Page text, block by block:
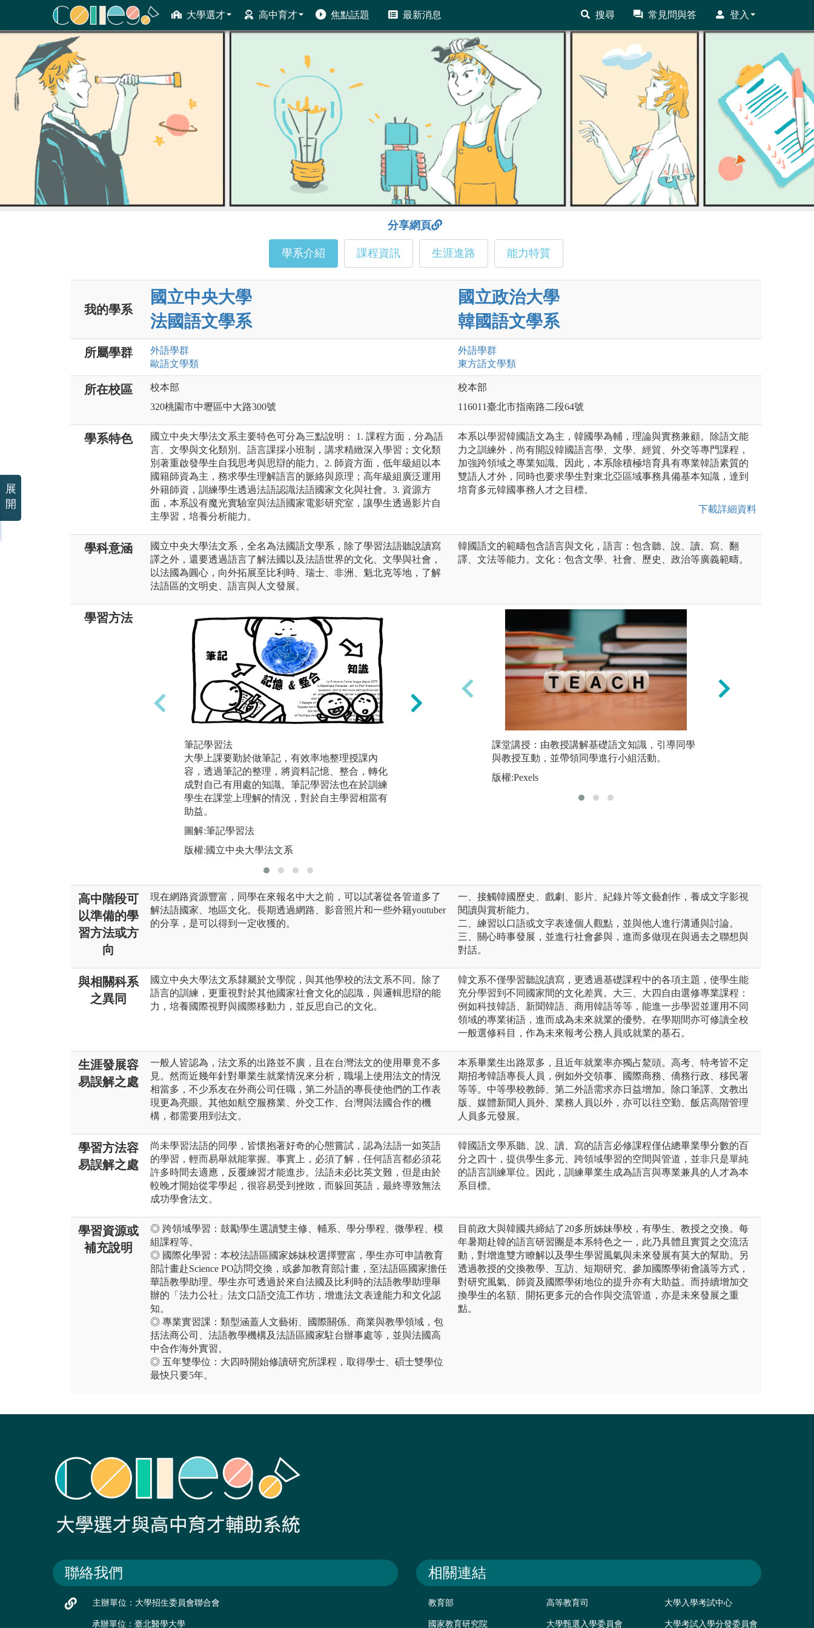
大學選才 高中育才 焦點話題 最新消息 搜尋 常見問與答 登入
ColleGo! 大學選才與高中育才輔助系統
分享網頁
學系介紹 課程資訊 生涯進路 能力特質
我的學系
國立中央大學
法國語文學系
國立政治大學
韓國語文學系
所屬學群 外語學群
歐語文學類
外語學群
東方語文學類
所在校區
校本部
320桃園市中壢區中大路300號
校本部
116011臺北市指南路二段64號
學系特色
國立中央大學法文系主要特色可分為三點說明： 1. 課程方面，分為語
言、文學與文化類別。語言課採小班制，講求精緻深入學習；文化類
別著重啟發學生自我思考與思辯的能力。2. 師資方面，低年級組以本
國籍師資為主，務求學生理解語言的脈絡與原理；高年級組廣泛運用
外籍師資，訓練學生透過法語認識法語國家文化與社會。3. 資源方
面，本系設有魔光實驗室與法語國家電影研究室，讓學生透過影片自
主學習，培養分析能力。
本系以學習韓國語文為主，韓國學為輔，理論與實務兼顧。除語文能
力之訓練外，尚有開設韓國語言學、文學、經貿、外交等專門課程，
加強跨領域之專業知識。因此，本系除積極培育具有專業韓語素質的
雙語人才外，同時也要求學生對東北亞區域事務具備基本知識，達到
培育多元韓國事務人才之目標。
下載詳細資料
學科意涵
國立中央大學法文系，全名為法國語文學系，除了學習法語聽說讀寫
譯之外，還要透過語言了解法國以及法語世界的文化、文學與社會，
以法國為圓心，向外拓展至比利時、瑞士、非洲、魁北克等地，了解
法語區的文明史、語言與人文發展。
韓國語文的範疇包含語言與文化，語言：包含聽、說、讀、寫、翻
譯、文法等能力。文化：包含文學、社會、歷史、政治等廣義範疇。
學習方法
筆記學習法
大學上課要勤於做筆記，有效率地整理授課內
容，透過筆記的整理，將資料記憶、整合，轉化
成對自己有用處的知識。筆記學習法也在於訓練
學生在課堂上理解的情況，對於自主學習相當有
助益。
圖解:筆記學習法
版權:國立中央大學法文系
影音學習法
語言的學習不能只是紙上作業，必須要能夠透過
相關的影音資料，訓練自我的聽力與反應力。影
音資料中的情境設定也有助於記憶與理解。
課堂講授：由教授講解基礎語文知識，引導同學
與教授互動，並帶領同學進行小組活動。
版權:Pexels
高中階段可
以準備的學
習方法或方
向
現在網路資源豐富，同學在來報名中大之前，可以試著從各管道多了
解法語國家、地區文化。長期透過網路、影音照片和一些外籍youtuber
的分享，是可以得到一定收獲的。
一、接觸韓國歷史、戲劇、影片、紀錄片等文藝創作，養成文字影視
閱讀與賞析能力。
二、練習以口語或文字表達個人觀點，並與他人進行溝通與討論。
三、關心時事發展，並進行社會參與，進而多做現在與過去之聯想與
對話。
與相關科系
之異同
國立中央大學法文系隸屬於文學院，與其他學校的法文系不同。除了
語言的訓練，更重視對於其他國家社會文化的認識，與邏輯思辯的能
力，培養國際視野與國際移動力，並反思自己的文化。
韓文系不僅學習聽說讀寫，更透過基礎課程中的各項主題，使學生能
充分學習到不同國家間的文化差異。大三、大四自由選修專業課程：
例如科技韓語、新聞韓語、商用韓語等等，能進一步學習並運用不同
領域的專業術語，進而成為未來就業的優勢。在學期間亦可修讀全校
一般選修科目，作為未來報考公務人員或就業的基石。
生涯發展容
易誤解之處
一般人皆認為，法文系的出路並不廣，且在台灣法文的使用畢竟不多
見。然而近幾年針對畢業生就業情況來分析，職場上使用法文的情況
相當多，不少系友在外商公司任職，第二外語的專長使他們的工作表
現更為亮眼。其他如航空服務業、外交工作、台灣與法國合作的機
構，都需要用到法文。
本系畢業生出路眾多，且近年就業率亦獨占鰲頭。高考、特考皆不定
期招考韓語專長人員，例如外交領事、國際商務、僑務行政、移民署
等等。中等學校教師、第二外語需求亦日益增加。除口筆譯、文教出
版、媒體新聞人員外、業務人員以外，亦可以往空勤、飯店高階管理
人員多元發展。
學習方法容
易誤解之處
尚未學習法語的同學，皆懷抱著好奇的心態嘗試，認為法語一如英語
的學習，輕而易舉就能掌握。事實上，必須了解，任何語言都必須花
許多時間去適應，反覆練習才能進步。法語未必比英文難，但是由於
較晚才開始從零學起，很容易受到挫敗，而躲回英語，最終導致無法
成功學會法文。
韓國語文學系聽、說、讀、寫的語言必修課程僅佔總畢業學分數的百
分之四十，提供學生多元、跨領域學習的空間與管道，並非只是單純
的語言訓練單位。因此，訓練畢業生成為語言與專業兼具的人才為本
系目標。
學習資源或
補充說明
◎ 跨領域學習：鼓勵學生選讀雙主修、輔系、學分學程、微學程、模
組課程等。
◎ 國際化學習：本校法語區國家姊妹校選擇豐富，學生亦可申請教育
部計畫赴Science PO訪問交換，或參加教育部計畫，至法語區國家擔任
華語教學助理。學生亦可透過於來自法國及比利時的法語教學助理舉
辦的「法力公社」法文口語交流工作坊，增進法文表達能力和文化認
知。
◎ 專業實習課：類型涵蓋人文藝術、國際關係、商業與教學領域，包
括法商公司、法語教學機構及法語區國家駐台辦事處等，並與法國高
中合作海外實習。
◎ 五年雙學位：大四時開始修讀研究所課程，取得學⼠、碩⼠雙學位
最快只要5年。
目前政大與韓國共締結了20多所姊妹學校，有學生、教授之交換。每
年暑期赴韓的語言研習團是本系特色之一，此乃具體且實質之交流活
動，對增進雙方瞭解以及學生學習風氣與未來發展有莫大的幫助。另
透過教授的交換教學、互訪、短期研究、參加國際學術會議等方式，
對研究風氣、師資及國際學術地位的提升亦有大助益。而持續增加交
換學生的名額、開拓更多元的合作與交流管道，亦是未來發展之重
點。
聯絡我們
主辦單位：大學招生委員會聯合會
承辦單位：臺北醫學大學
相關連結
教育部 高等教育司 大學入學考試中心
國家教育研究院 大學甄選入學委員會 大學考試入學分發委員會
展
開